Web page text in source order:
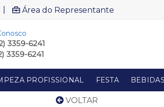
Área do Representante
3359-6241
3359-6241
PROFISSIONAL FESTA
VOLTAR